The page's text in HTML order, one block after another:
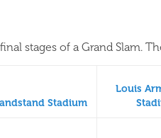
stages of a Grand Slam.
Stadium
Louis